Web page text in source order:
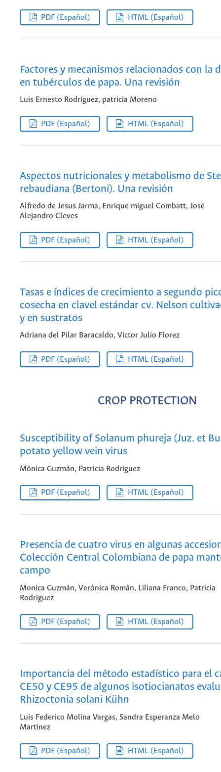
PDF (Español) HTML (Español)
Factores y mecanismos relacionados con la
en tubérculos de papa. Una revisión
Luis Ernesto Rodriguez, patricia Moreno
PDF (Español) HTML (Español)
Aspectos nutricionales y metabolismo de
rebaudiana (Bertoni). Una revisión
Alfredo de Jesus Jarma, Enrique miguel Combatt, Jose
Alejandro Cleves
PDF (Español) HTML (Español)
Tasas e índices de crecimiento a segundo
cosecha en clavel estándar cv. Nelson
y en sustratos
Adriana del Pilar Baracaldo, Victor Julio Florez
PDF (Español) HTML (Español)
CROP PROTECTION
Susceptibility of Solanum phureja (Juz. et
potato yellow vein virus
Mònica Guzmàn, Patricia Rodriguez
PDF (Español) HTML (Español)
Presencia de cuatro virus en algunas
Colección Central Colombiana de papa
campo
Monica Guzmàn, Verònica Romàn, Liliana Franco, Patricia
Rodriguez
PDF (Español) HTML (Español)
Importancia del método estadístico para el
CE50 y CE95 de algunos isotiocianatos
Rhizoctonia solani Kühn
Luis Federico Molina Vargas, Sandra Esperanza Melo
Martinez
PDF (Español) HTML (Español)